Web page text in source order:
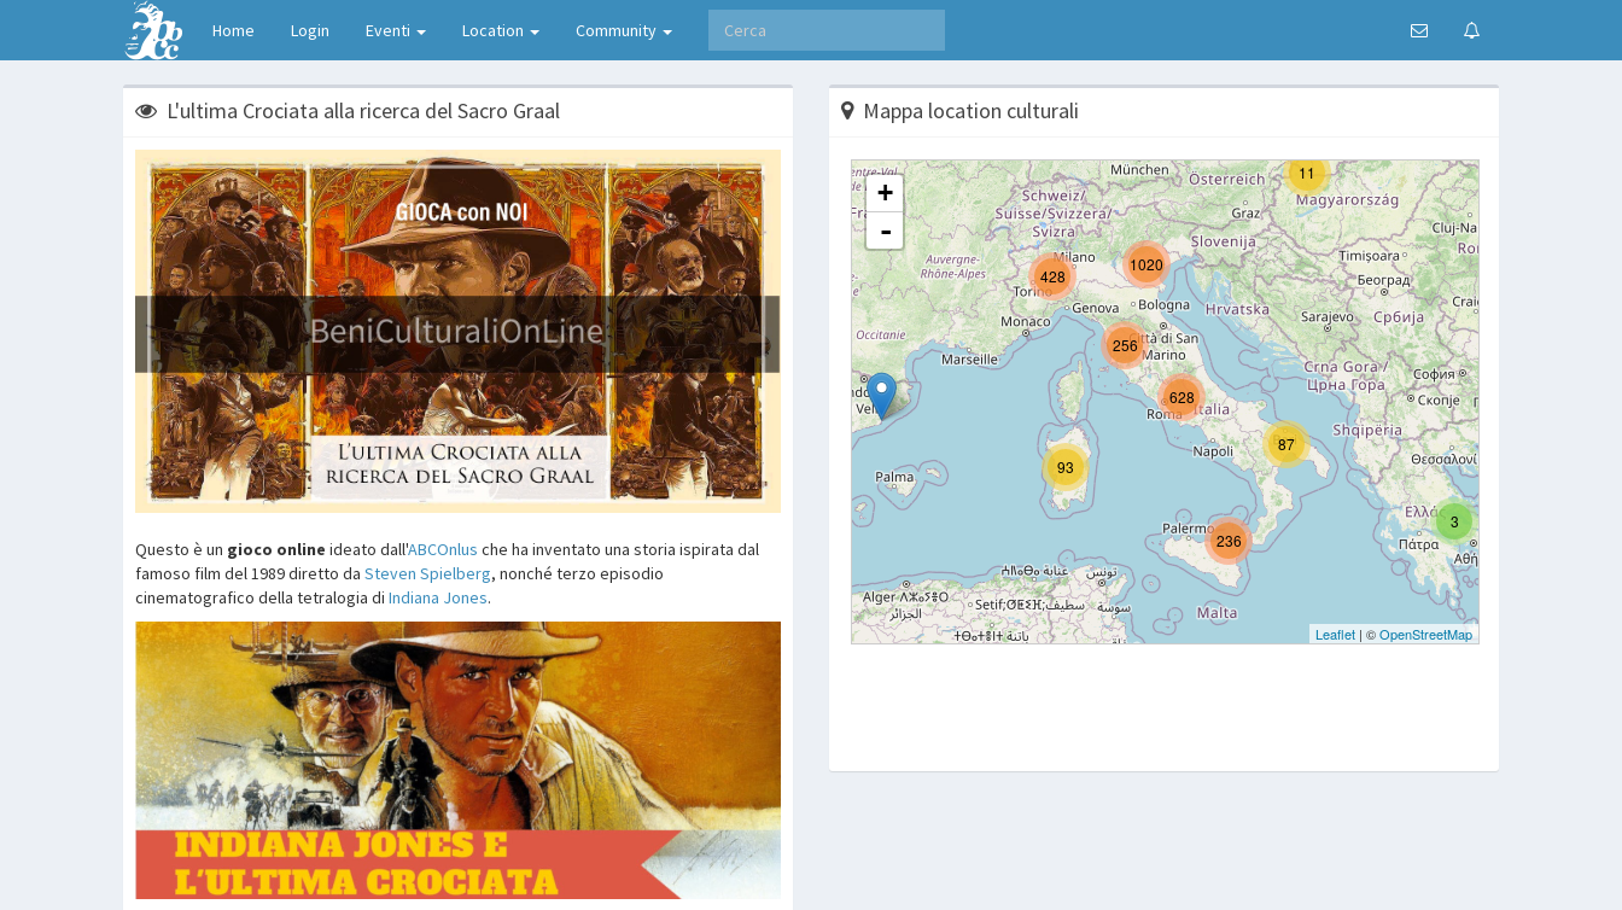
Home Login Eventi Location Community
L'ultima Crociata alla ricerca del Sacro Graal
Questo è un gioco online ideato dall'ABCOnlus che ha inventato una storia ispirata dal
famoso film del 1989 diretto da Steven Spielberg, nonché terzo episodio
cinematografico della tetralogia di Indiana Jones.
Mappa location culturali